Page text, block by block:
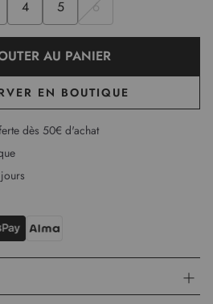
4 5 6
AU PANIER
EN BOUTIQUE
dès 50€ d'achat